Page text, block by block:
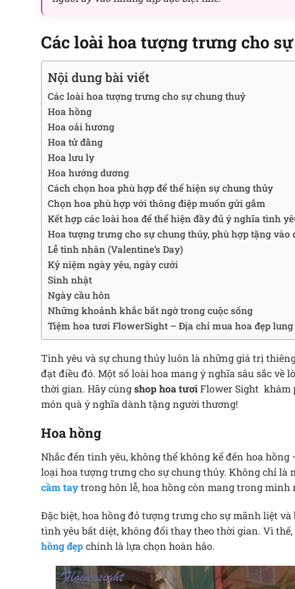
Các loài hoa tượng trưng cho
Nội dung bài viết
Các loài hoa tượng trưng cho sự chung thuỷ
Hoa hồng
Hoa oải hương
Hoa tử đằng
Hoa lưu ly
Hoa hướng dương
Cách chọn hoa phù hợp để thể hiện sự chung thủy
Chọn hoa phù hợp với thông điệp muốn gửi gắm
Kết hợp các loài hoa để thể hiện đầy đủ ý nghĩa tình
Hoa tượng trưng cho sự chung thủy, phù hợp tặng vào
Lễ tình nhân (Valentine’s Day)
Kỷ niệm ngày yêu, ngày cưới
Sinh nhật
Ngày cầu hôn
Những khoảnh khắc bất ngờ trong cuộc sống
Tiệm hoa tươi FlowerSight – Địa chỉ mua hoa đẹp
Tình yêu và sự chung thủy luôn là những giá trị
đạt điều đó. Một số loài hoa mang ý nghĩa sâu sắc về
thời gian. Hãy cùngshop hoa tươiFlower Sight khám
món quà ý nghĩa dành tặng người thương!
Hoa hồng
Nhắc đến tình yêu, không thể không kể đến hoa
loại hoa tượng trưng cho sự chung thủy. Không chỉ là
cầm taytrong hôn lễ, hoa hồng còn mang trong
Đặc biệt, hoa hồng đỏ tượng trưng cho sự mãnh liệt
tình yêu bất diệt, không đổi thay theo thời gian. Vì
hồng đẹpchính là lựa chọn hoàn hảo.